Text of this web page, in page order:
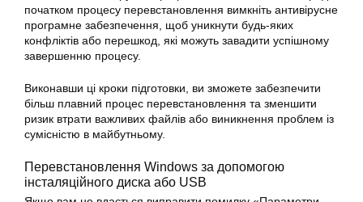
початком процесу перевстановлення вимкніть антивірусне
програмне забезпечення, щоб уникнути будь-яких
конфліктів або перешкод, які можуть завадити успішному
завершенню процесу.
Виконавши ці кроки підготовки, ви зможете забезпечити
більш плавний процес перевстановлення та зменшити
ризик втрати важливих файлів або виникнення проблем із
сумісністю в майбутньому.
Перевстановлення Windows за допомогою
інсталяційного диска або USB